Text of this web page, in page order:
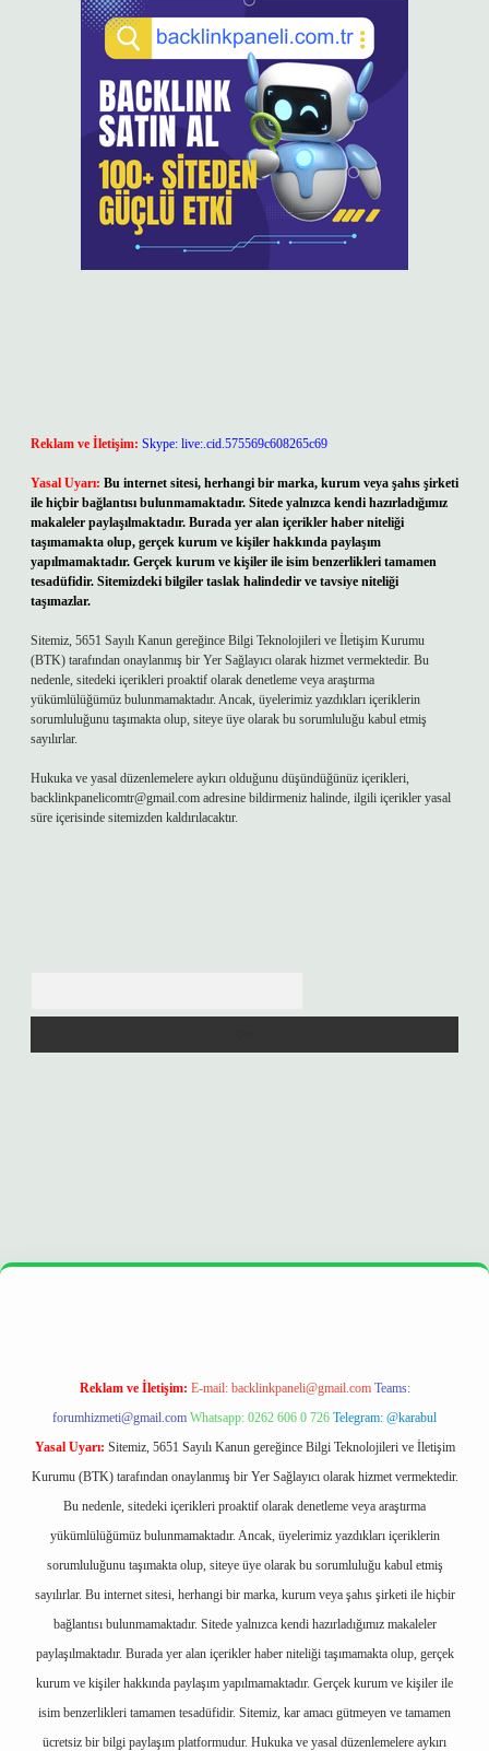
Reklam ve İletişim: Skype: live:.cid.575569c608265c69
Yasal Uyarı: Bu internet sitesi, herhangi bir marka, kurum veya şahıs şirketi
ile hiçbir bağlantısı bulunmamaktadır. Sitede yalnızca kendi hazırladığımız
makaleler paylaşılmaktadır. Burada yer alan içerikler haber niteliği
taşımamakta olup, gerçek kurum ve kişiler hakkında paylaşım
yapılmamaktadır. Gerçek kurum ve kişiler ile isim benzerlikleri tamamen
tesadüfidir. Sitemizdeki bilgiler taslak halindedir ve tavsiye niteliği
taşımazlar.
Sitemiz, 5651 Sayılı Kanun gereğince Bilgi Teknolojileri ve İletişim Kurumu
(BTK) tarafından onaylanmış bir Yer Sağlayıcı olarak hizmet vermektedir. Bu
nedenle, sitedeki içerikleri proaktif olarak denetleme veya araştırma
yükümlülüğümüz bulunmamaktadır. Ancak, üyelerimiz yazdıkları içeriklerin
sorumluluğunu taşımakta olup, siteye üye olarak bu sorumluluğu kabul etmiş
sayılırlar.
Hukuka ve yasal düzenlemelere aykırı olduğunu düşündüğünüz içerikleri,
backlinkpanelicomtr@gmail.com adresine bildirmeniz halinde, ilgili içerikler yasal
süre içerisinde sitemizden kaldırılacaktır.
betilbetgir.netbetexperhttps://betexpergir.net/
Reklam ve İletişim: E-mail: backlinkpaneli@gmail.com Teams:
forumhizmeti@gmail.com Whatsapp: 0262 606 0 726 Telegram: @karabul
Yasal Uyarı: Sitemiz, 5651 Sayılı Kanun gereğince Bilgi Teknolojileri ve İletişim
Kurumu (BTK) tarafından onaylanmış bir Yer Sağlayıcı olarak hizmet vermektedir.
Bu nedenle, sitedeki içerikleri proaktif olarak denetleme veya araştırma
yükümlülüğümüz bulunmamaktadır. Ancak, üyelerimiz yazdıkları içeriklerin
sorumluluğunu taşımakta olup, siteye üye olarak bu sorumluluğu kabul etmiş
sayılırlar. Bu internet sitesi, herhangi bir marka, kurum veya şahıs şirketi ile hiçbir
bağlantısı bulunmamaktadır. Sitede yalnızca kendi hazırladığımız makaleler
paylaşılmaktadır. Burada yer alan içerikler haber niteliği taşımamakta olup, gerçek
kurum ve kişiler hakkında paylaşım yapılmamaktadır. Gerçek kurum ve kişiler ile
isim benzerlikleri tamamen tesadüfidir. Sitemiz, kar amacı gütmeyen ve tamamen
ücretsiz bir bilgi paylaşım platformudur. Hukuka ve yasal düzenlemelere aykırı